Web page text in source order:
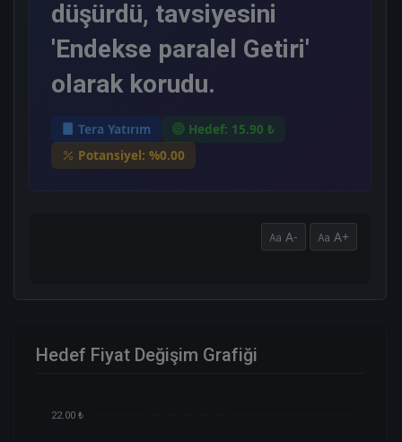
düşürdü, tavsiyesini
'Endekse paralel Getiri'
olarak korudu.
Tera Yatırım
Hedef: 15.90 ₺
Potansiyel: %0.00
A- A+
Hedef Fiyat Değişim Grafiği
22.00 ₺